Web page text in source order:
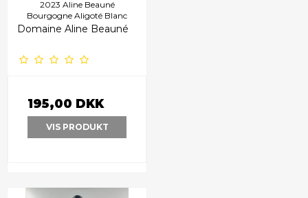
2023 Aline Beauné
Bourgogne Aligoté Blanc
Domaine Aline Beauné
195,00 DKK
VIS PRODUKT